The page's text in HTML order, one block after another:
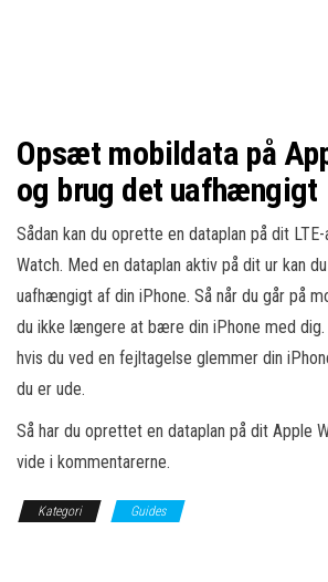
Opsæt mobildata på
og brug det uafhængigt
Sådan kan du oprette en dataplan på dit
Watch. Med en dataplan aktiv på dit ur kan
uafhængigt af din iPhone. Så når du går på
du ikke længere at bære din iPhone med
hvis du ved en fejltagelse glemmer din
du er ude.
Så har du oprettet en dataplan på dit Apple
vide i kommentarerne.
Kategori Guides